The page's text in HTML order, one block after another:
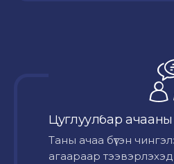
Цуглуулбар ачааны
Таны ачаа бүтэн
агаараар